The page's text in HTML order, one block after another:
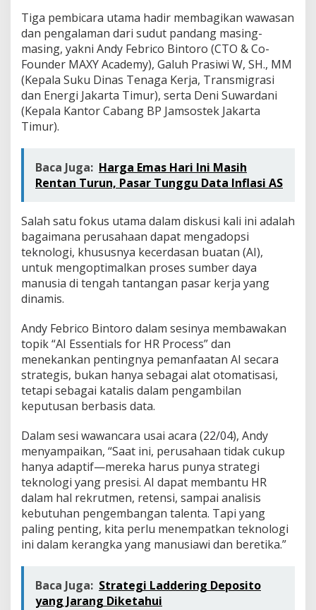
s
r
u
p
s
Tiga pembicara utama hadir membagikan wawasan
dan pengalaman dari sudut pandang masing-
masing, yakni Andy Febrico Bintoro (CTO & Co-
Founder MAXY Academy), Galuh Prasiwi W, SH., MM
(Kepala Suku Dinas Tenaga Kerja, Transmigrasi
dan Energi Jakarta Timur), serta Deni Suwardani
(Kepala Kantor Cabang BP Jamsostek Jakarta
Timur).
Baca Juga: Harga Emas Hari Ini Masih
Rentan Turun, Pasar Tunggu Data Inflasi AS
Salah satu fokus utama dalam diskusi kali ini adalah
bagaimana perusahaan dapat mengadopsi
teknologi, khususnya kecerdasan buatan (AI),
untuk mengoptimalkan proses sumber daya
manusia di tengah tantangan pasar kerja yang
dinamis.
Andy Febrico Bintoro dalam sesinya membawakan
topik “AI Essentials for HR Process” dan
menekankan pentingnya pemanfaatan AI secara
strategis, bukan hanya sebagai alat otomatisasi,
tetapi sebagai katalis dalam pengambilan
keputusan berbasis data.
Dalam sesi wawancara usai acara (22/04), Andy
menyampaikan, “Saat ini, perusahaan tidak cukup
hanya adaptif—mereka harus punya strategi
teknologi yang presisi. AI dapat membantu HR
dalam hal rekrutmen, retensi, sampai analisis
kebutuhan pengembangan talenta. Tapi yang
paling penting, kita perlu menempatkan teknologi
ini dalam kerangka yang manusiawi dan beretika.”
Baca Juga: Strategi Laddering Deposito
yang Jarang Diketahui